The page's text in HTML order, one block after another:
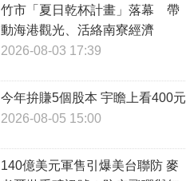
竹市「夏日乾杯計畫」落幕 帶
動海港觀光、活絡南寮經濟
2026-08-03 17:39
今年拚賺5個股本 宇瞻上看400元
2026-08-05 15:00
140億美元軍售引爆美台聯防 麥